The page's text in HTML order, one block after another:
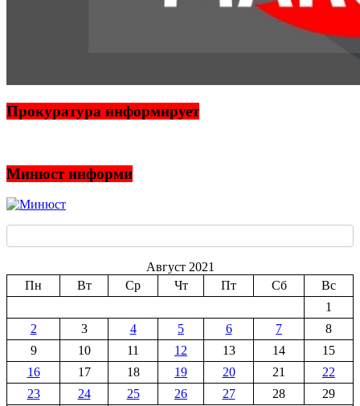
Прокуратура информирует
Минюст информи
Август 2021
Пн
Вт Ср Чт Пт Сб
Вс
1
2
3 4 5 6 7
8
9
10 11 12 13 14
15
16
17 18 19 20 21
22
23
24 25 26 27 28
29